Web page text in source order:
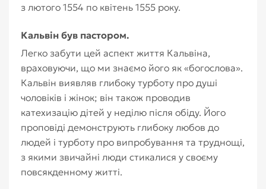
з лютого 1554 по квітень 1555 року.
Кальвін був пастором.
Легко забути цей аспект життя Кальвіна,
враховуючи, що ми знаємо його як «богослова».
Кальвін виявляв глибоку турботу про душі
чоловіків і жінок; він також проводив
катехизацію дітей у неділю після обіду. Його
проповіді демонструють глибоку любов до
людей і турботу про випробування та труднощі,
з якими звичайні люди стикалися у своєму
повсякденному житті.